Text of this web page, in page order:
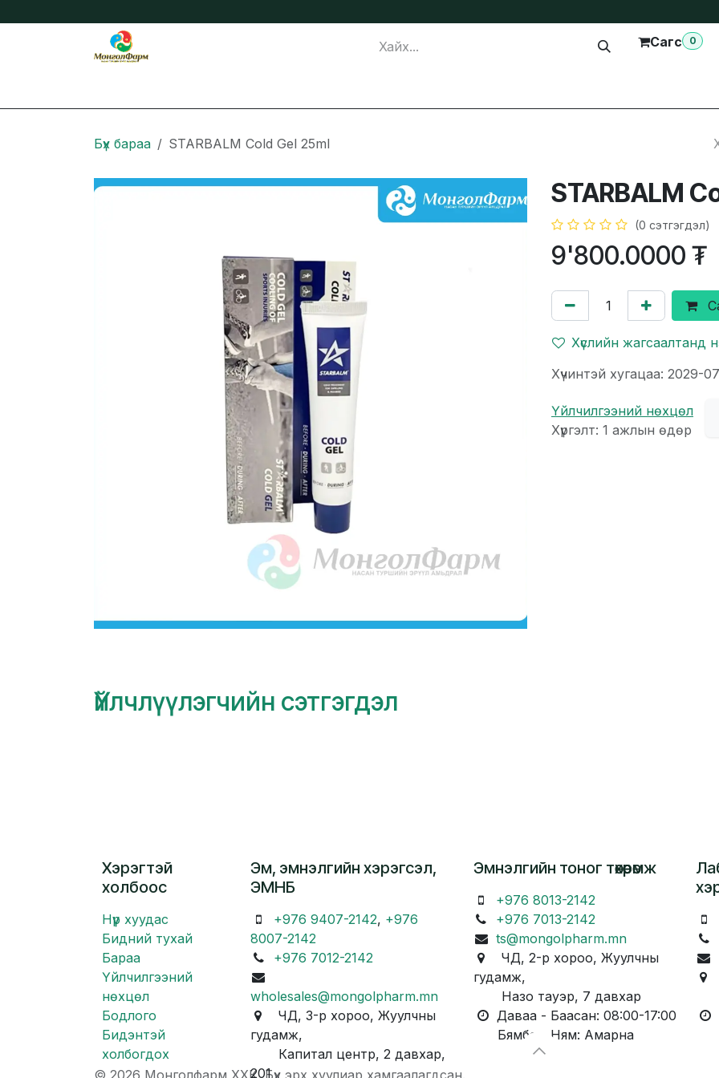
Сагс 0
Бүх бараа STARBALM Cold Gel 25ml
STARBALM
(0 сэтгэгдэл)
9'800.0000 ₮
Хүслийн жагсаалтанд
Хүчинтэй хугацаа: 2029-
Үйлчилгээний нөхцөл
Хүргэлт: 1 ажлын өдөр
Үйлчлүүлэгчийн сэтгэгдэл
Хэрэгтэй
холбоос
Нүүр хуудас
Бидний тухай
Бараа
Үйлчилгээний
нөхцөл
Бодлого
Бидэнтэй
холбогдох
Эм, эмнэлгийн хэрэгсэл,
ЭМНБ
+976 9407-2142, +976
8007-2142
+976 7012-2142
wholesales@mongolpharm.mn
ЧД, 3-р хороо, Жуулчны
гудамж,
Капитал центр, 2 давхар,
201
Эмнэлгийн тоног төхөөрөмж
+976 8013-2142
+976 7013-2142
ts@mongolpharm.mn
ЧД, 2-р хороо, Жуулчны
гудамж,
Назо тауэр, 7 давхар
Даваа - Баасан: 08:00-17:00
Бямба - Ням: Амарна
© 2026 Монголфарм ХХК. Бүх эрх хуулиар хамгаалагдсан.